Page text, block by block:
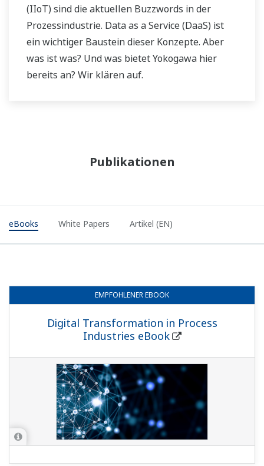
(IIoT) sind die aktuellen Buzzwords in der
Prozessindustrie. Data as a Service (DaaS) ist
ein wichtiger Baustein dieser Konzepte. Aber
was ist was? Und was bietet Yokogawa hier
bereits an? Wir klären auf.
Publikationen
eBooks White Papers Artikel (EN)
EMPFOHLENEREBOOK
Digital Transformation in Process
Industries eBook